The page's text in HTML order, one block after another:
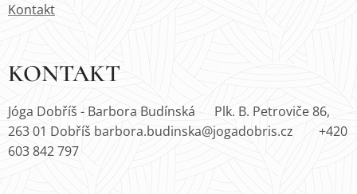
Kontakt
KONTAKT
Jóga Dobříš - Barbora Budínská Plk. B. Petroviče 86,
263 01 Dobříš barbora.budinska@jogadobris.cz +420
603 842 797